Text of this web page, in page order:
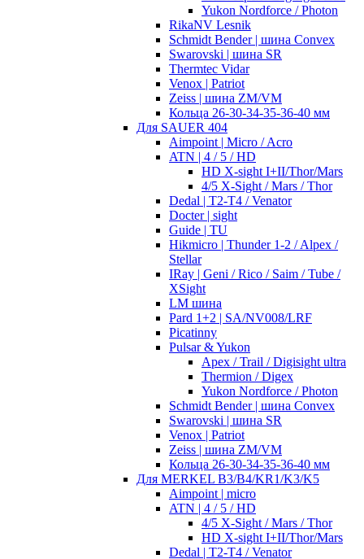
Yukon Nordforce / Photon
RikaNV Lesnik
Schmidt Bender | шина Convex
Swarovski | шина SR
Thermtec Vidar
Venox | Patriot
Zeiss | шина ZM/VM
Кольца 26-30-34-35-36-40 мм
Для SAUER 404
Aimpoint | Micro / Acro
ATN | 4 / 5 / HD
HD X-sight I+II/Thor/Mars
4/5 X-Sight / Mars / Thor
Dedal | T2-T4 / Venator
Docter | sight
Guide | TU
Hikmicro | Thunder 1-2 / Alpex /
Stellar
IRay | Geni / Rico / Saim / Tube /
XSight
LM шина
Pard 1+2 | SA/NV008/LRF
Picatinny
Pulsar & Yukon
Apex / Trail / Digisight ultra
Thermion / Digex
Yukon Nordforce / Photon
Schmidt Bender | шина Convex
Swarovski | шина SR
Venox | Patriot
Zeiss | шина ZM/VM
Кольца 26-30-34-35-36-40 мм
Для MERKEL B3/B4/KR1/K3/K5
Aimpoint | micro
ATN | 4 / 5 / HD
4/5 X-Sight / Mars / Thor
HD X-sight I+II/Thor/Mars
Dedal | T2-T4 / Venator